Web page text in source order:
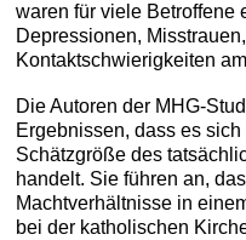
waren für viele Betroffene
Depressionen,
Kontaktschwierigkeiten
Die Autoren der MHG-
Ergebnissen, dass es
Schätzgröße des
handelt. Sie führen an,
Machtverhältnisse in
bei der katholischen